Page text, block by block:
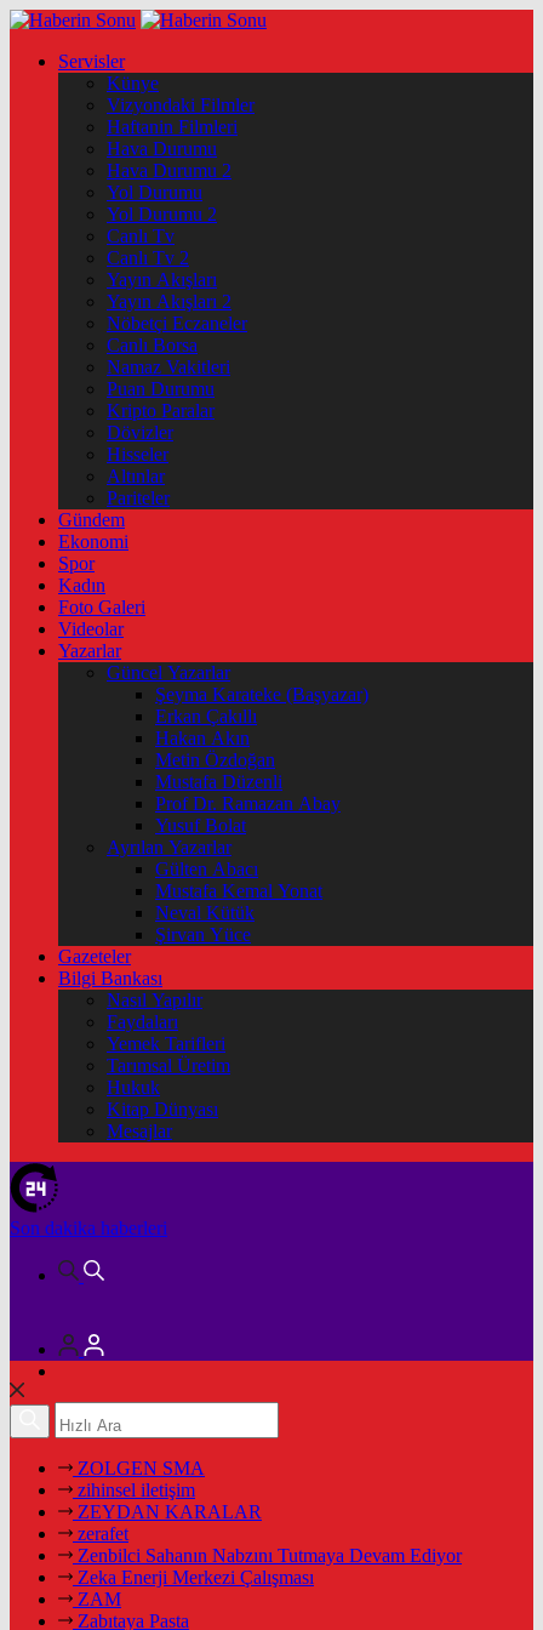
Servisler
Künye
Vizyondaki Filmler
Haftanin Filmleri
Hava Durumu
Hava Durumu 2
Yol Durumu
Yol Durumu 2
Canlı Tv
Canlı Tv 2
Yayın Akışları
Yayın Akışları 2
Nöbetçi Eczaneler
Canlı Borsa
Namaz Vakitleri
Puan Durumu
Kripto Paralar
Dövizler
Hisseler
Altınlar
Pariteler
Gündem
Ekonomi
Spor
Kadın
Foto Galeri
Videolar
Yazarlar
Güncel Yazarlar
Şeyma Karateke (Başyazar)
Erkan Çakıllı
Hakan Akın
Metin Özdoğan
Mustafa Düzenli
Prof Dr. Ramazan Abay
Yusuf Bolat
Ayrılan Yazarlar
Gülten Abacı
Mustafa Kemal Yonat
Neval Kütük
Şirvan Yüce
Gazeteler
Bilgi Bankası
Nasıl Yapılır
Faydaları
Yemek Tarifleri
Tarımsal Üretim
Hukuk
Kitap Dünyası
Mesajlar
Son dakika haberleri
ZOLGEN SMA
zihinsel iletişim
ZEYDAN KARALAR
zerafet
Zenbilci Sahanın Nabzını Tutmaya Devam Ediyor
Zeka Enerji Merkezi Çalışması
ZAM
Zabıtaya Pasta